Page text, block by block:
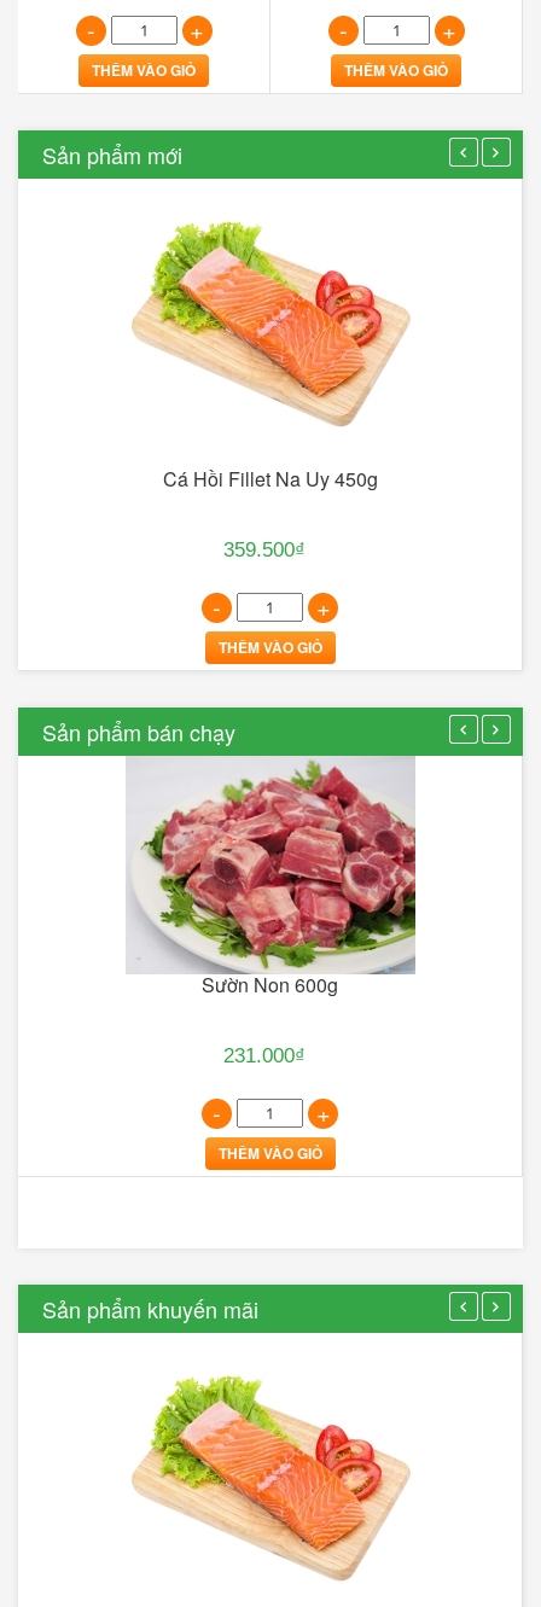
- +
THÊM VÀO GIỎ
- +
THÊM VÀO GIỎ
Sản phẩm mới
Cá Hồi Fillet Na Uy 450g
359.500₫
- +
THÊM VÀO GIỎ
Sản phẩm bán chạy
Sườn Non 600g
231.000₫
- +
THÊM VÀO GIỎ
Sản phẩm khuyến mãi